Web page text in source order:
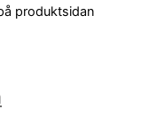
produktsidan